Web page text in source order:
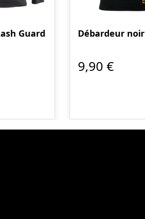
Guard
Débardeur noir
9,90 €